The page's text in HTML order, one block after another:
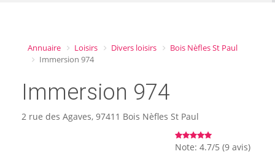
💅 Beauté
Annuaire Loisirs Divers loisirs
Bois Nèfles St Paul
Immersion 974
Immersion 974
2 rue des Agaves, 97411 Bois Nèfles St Paul
Note: 4.7/5 (9 avis)